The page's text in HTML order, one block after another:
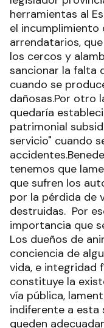
herramientas al
el
arrendatarios,
los cercos y
sancionar la falta
cuando se
dañosas.Por otro
quedaría
patrimonial
servicio" cuando
tenemos que
que sufren los
por la pérdida de
destruidas. Por
importancia que
Los dueños de
conciencia de
vida, e integridad
constituye la
vía pública,
indiferente a esta
queden